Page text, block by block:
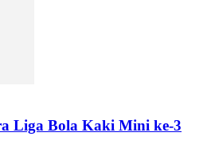
Liga Bola Kaki Mini ke-3